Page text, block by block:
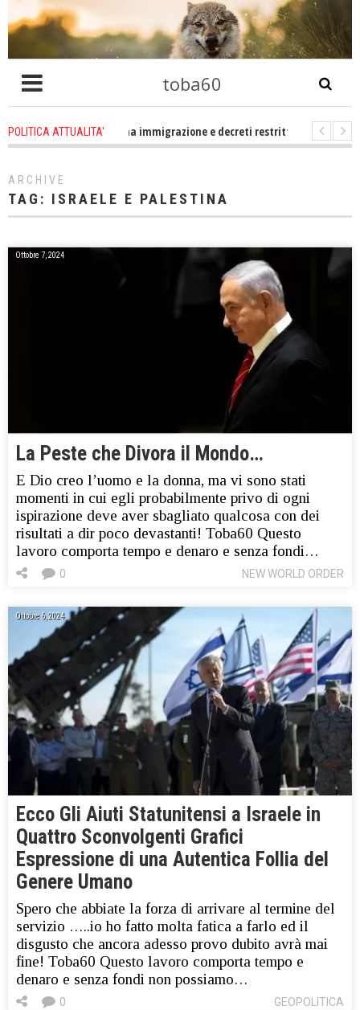
toba60
POLITICA ATTUALITA'
che problema immigrazione e decreti restrittivi della libertà sociale
ARCHIVE
TAG: ISRAELE E PALESTINA
Ottobre 7, 2024
La Peste che Divora il Mondo…
E Dio creo l’uomo e la donna, ma vi sono stati
momenti in cui egli probabilmente privo di ogni
ispirazione deve aver sbagliato qualcosa con dei
risultati a dir poco devastanti! Toba60 Questo
lavoro comporta tempo e denaro e senza fondi…
NEW WORLD ORDER
0
Ottobre 6, 2024
Ecco Gli Aiuti Statunitensi a Israele in
Quattro Sconvolgenti Grafici
Espressione di una Autentica Follia del
Genere Umano
Spero che abbiate la forza di arrivare al termine del
servizio …..io ho fatto molta fatica a farlo ed il
disgusto che ancora adesso provo dubito avrà mai
fine! Toba60 Questo lavoro comporta tempo e
denaro e senza fondi non possiamo…
GEOPOLITICA
0